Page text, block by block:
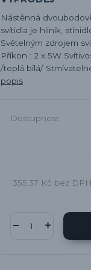
Nástěnná
svítidla je hliník,
Světelným zdrojem
Příkon : 2 x 5W
/teplá bílá/
popis
Dostupnost
355,37 Kč bez DPH